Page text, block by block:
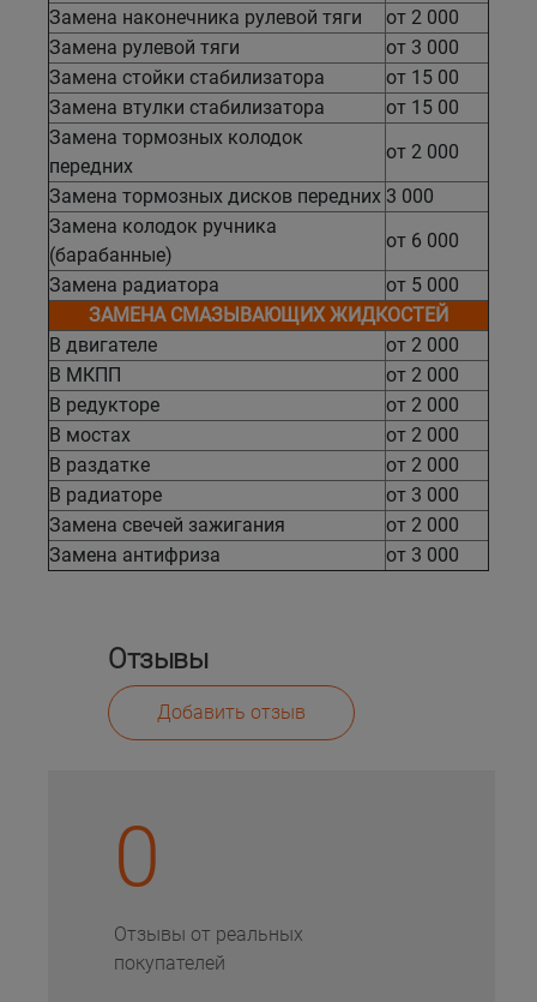
Замена наконечника рулевой тяги
от 2 000
Замена рулевой тяги
от 3 000
Замена стойки стабилизатора
от 15 00
Замена втулки стабилизатора
от 15 00
Замена тормозных колодок
передних
от 2 000
Замена тормозных дисков передних 3 000
Замена колодок ручника
(барабанные)
от 6 000
Замена радиатора
от 5 000
ЗАМЕНА СМАЗЫВАЮЩИХ ЖИДКОСТЕЙ
В двигателе
от 2 000
В МКПП
от 2 000
В редукторе
от 2 000
В мостах
от 2 000
В раздатке
от 2 000
В радиаторе
от 3 000
Замена свечей зажигания
от 2 000
Замена антифриза
от 3 000
Отзывы
Добавить отзыв
0
Отзывы от реальных
покупателей